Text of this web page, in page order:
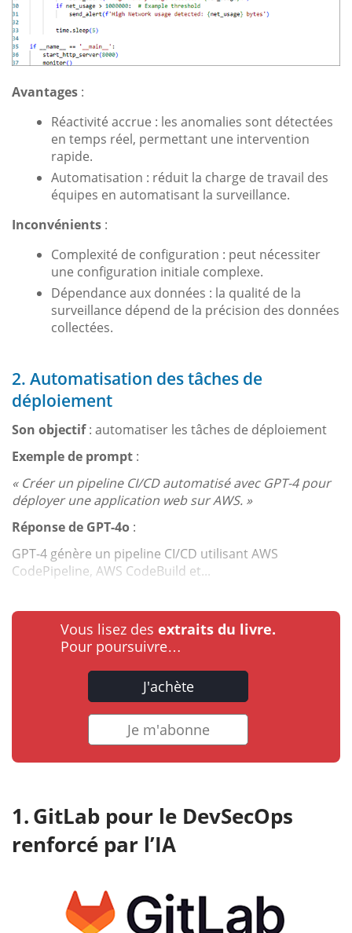
Avantages :
Réactivité accrue : les anomalies sont détectées
en temps réel, permettant une intervention
rapide.
Automatisation : réduit la charge de travail des
équipes en automatisant la surveillance.
Inconvénients :
Complexité de configuration : peut nécessiter
une configuration initiale complexe.
Dépendance aux données : la qualité de la
surveillance dépend de la précision des données
collectées.
2. Automatisation des tâches de
déploiement
Son objectif: automatiser les tâches de déploiement
Exemple de prompt :
« Créer un pipeline CI/CD automatisé avec GPT-4 pour
déployer une application web sur AWS. »
Réponse de GPT-4o :
GPT-4 génère un pipeline CI/CD utilisant AWS
CodePipeline, AWS CodeBuild et...
Vous lisez des extraits du livre.
Pour poursuivre…
J'achète
Je m'abonne
GitLab pour le DevSecOps
renforcé par l’IA